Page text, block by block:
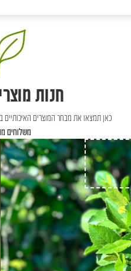
חנות
כאן תמצאו את מבחר המוצרים האיכותיים
משלוחים